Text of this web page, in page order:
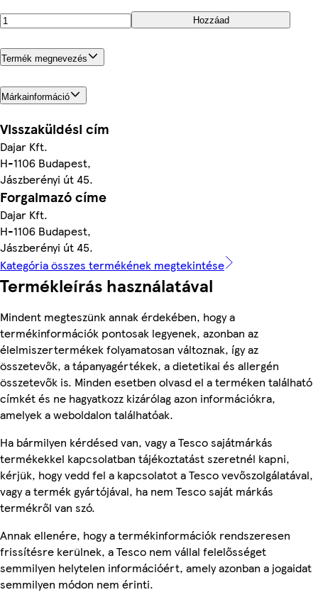
Hozzáad
Termék megnevezés
Márkainformáció
Visszaküldési cím
Dajar Kft.
H-1106 Budapest,
Jászberényi út 45.
Forgalmazó címe
Dajar Kft.
H-1106 Budapest,
Jászberényi út 45.
Kategória összes termékének megtekintése
Termékleírás használatával
Mindent megteszünk annak érdekében, hogy a
termékinformációk pontosak legyenek, azonban az
élelmiszertermékek folyamatosan változnak, így az
összetevők, a tápanyagértékek, a dietetikai és allergén
összetevők is. Minden esetben olvasd el a terméken található
címkét és ne hagyatkozz kizárólag azon információkra,
amelyek a weboldalon találhatóak.
Ha bármilyen kérdésed van, vagy a Tesco sajátmárkás
termékekkel kapcsolatban tájékoztatást szeretnél kapni,
kérjük, hogy vedd fel a kapcsolatot a Tesco vevőszolgálatával,
vagy a termék gyártójával, ha nem Tesco saját márkás
termékről van szó.
Annak ellenére, hogy a termékinformációk rendszeresen
frissítésre kerülnek, a Tesco nem vállal felelősséget
semmilyen helytelen információért, amely azonban a jogaidat
semmilyen módon nem érinti.